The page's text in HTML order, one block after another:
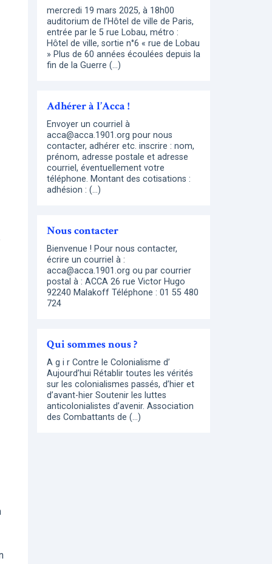
mercredi 19 mars 2025, à 18h00
auditorium de l’Hôtel de ville de Paris,
entrée par le 5 rue Lobau, métro :
Hôtel de ville, sortie n°6 « rue de Lobau
» Plus de 60 années écoulées depuis la
fin de la Guerre (…)
Adhérer à l’Acca !
Envoyer un courriel à
acca@acca.1901.org pour nous
contacter, adhérer etc. inscrire : nom,
prénom, adresse postale et adresse
courriel, éventuellement votre
téléphone. Montant des cotisations :
adhésion : (…)
Nous contacter
Bienvenue ! Pour nous contacter,
écrire un courriel à :
acca@acca.1901.org ou par courrier
postal à : ACCA 26 rue Victor Hugo
92240 Malakoff Téléphone : 01 55 480
724
Qui sommes nous ?
A g i r Contre le Colonialisme d’
Aujourd’hui Rétablir toutes les vérités
sur les colonialismes passés, d’hier et
d’avant-hier Soutenir les luttes
anticolonialistes d’avenir. Association
des Combattants de (…)